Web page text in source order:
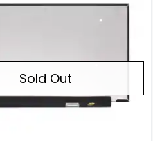
Sold Out